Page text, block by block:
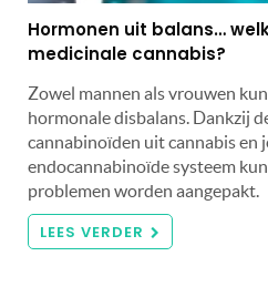
Hormonen uit balans…
medicinale cannabis?
Zowel mannen als vrouwen
hormonale disbalans. Dankzij
cannabinoïden uit cannabis en
endocannabinoïde systeem
problemen worden aangepakt.
LEES VERDER